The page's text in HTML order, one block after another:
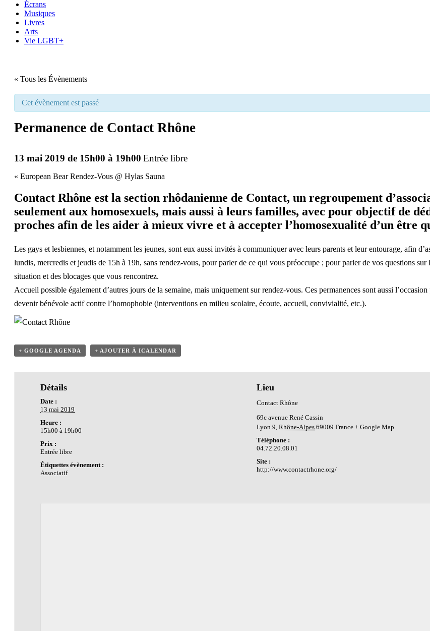
Écrans
Musiques
Livres
Arts
Vie LGBT+
« Tous les Évènements
Cet évènement est passé
Permanence de Contact Rhône
13 mai 2019 de 15h00 à 19h00 Entrée libre
« European Bear Rendez-Vous @ Hylas Sauna
Contact Rhône est la section rhôdanienne de Contact, un regroupement
seulement aux homosexuels, mais aussi à leurs familles, avec pour objectif de
proches afin de les aider à mieux vivre et à accepter l’homosexualité d’un être
Les gays et lesbiennes, et notamment les jeunes, sont eux aussi invités à communiquer avec leurs parents et leur entourage, afin
lundis, mercredis et jeudis de 15h à 19h, sans rendez-vous, pour parler de ce qui vous préoccupe ; pour parler de vos questions
situation et des blocages que vous rencontrez.
Accueil possible également d’autres jours de la semaine, mais uniquement sur rendez-vous. Ces permanences sont aussi
devenir bénévole actif contre l’homophobie (interventions en milieu scolaire, écoute, accueil, convivialité, etc.).
+ GOOGLE AGENDA + AJOUTER À ICALENDAR
Détails
Date :
13 mai 2019
Heure :
15h00 à 19h00
Prix :
Entrée libre
Étiquettes évènement :
Associatif
Lieu
Contact Rhône
69c avenue René Cassin
Lyon 9 Rhône-Alpes 69009 France + Google Map
Téléphone :
04.72.20.08.01
Site :
http://www.contactrhone.org/